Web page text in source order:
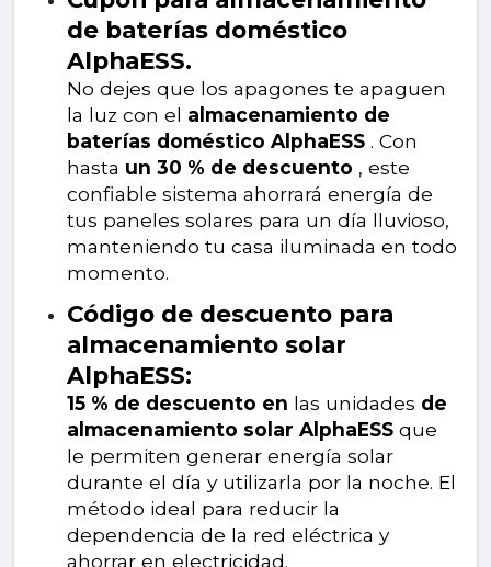
de baterías doméstico
AlphaESS.
No dejes que los apagones te apaguen
la luz con el almacenamiento de
baterías doméstico AlphaESS . Con
hasta un 30 % de descuento , este
confiable sistema ahorrará energía de
tus paneles solares para un día lluvioso,
manteniendo tu casa iluminada en todo
momento.
Código de descuento para
almacenamiento solar
AlphaESS:
15 % de descuento en las unidades de
almacenamiento solar AlphaESS que
le permiten generar energía solar
durante el día y utilizarla por la noche. El
método ideal para reducir la
dependencia de la red eléctrica y
ahorrar en electricidad.